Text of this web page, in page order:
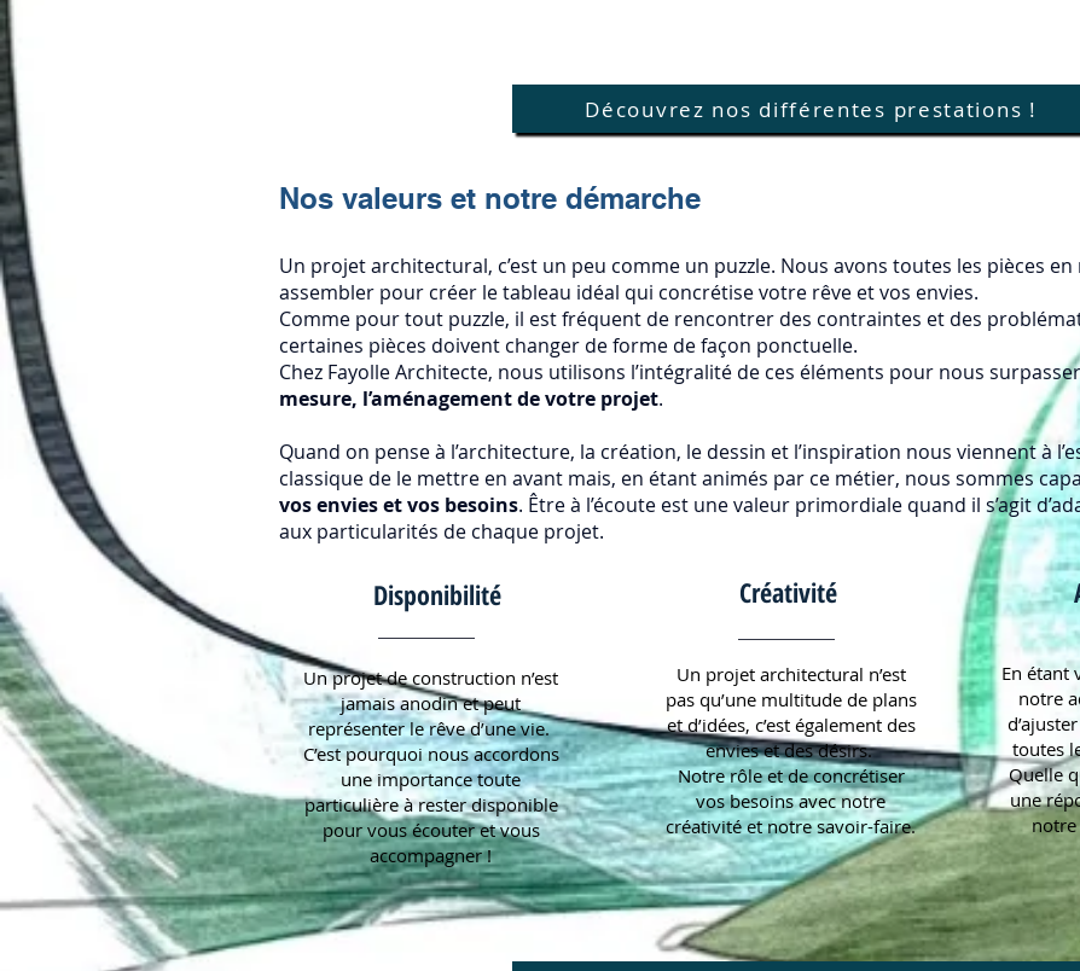
Découvrez nos différentes prestations !
Nos valeurs et notre démarche
Un projet architectural, c’est un peu comme un puzzle. Nous avons toutes les pièces en
assembler pour créer le tableau idéal qui concrétise votre rêve et vos envies.
Comme pour tout puzzle, il est fréquent de rencontrer des contraintes et des
certaines pièces doivent changer de forme de façon ponctuelle.
Chez Fayolle Architecte, nous utilisons l’intégralité de ces éléments pour nous
mesure, l’aménagement de votre projet.
Quand on pense à l’architecture, la création, le dessin et l’inspiration nous viennent à
classique de le mettre en avant mais, en étant animés par ce métier, nous sommes
vos envies et vos besoins. Être à l’écoute est une valeur primordiale quand il s’agit
aux particularités de chaque projet.
Disponibilité
Un projet de construction n’est
jamais anodin et peut
représenter le rêve d’une vie.
C’est pourquoi nous accordons
une importance toute
particulière à rester disponible
pour vous écouter et vous
accompagner !
Créativité
Un projet architectural n’est
pas qu’une multitude de plans
et d’idées, c’est également des
envies et des désirs.
Notre rôle et de concrétiser
vos besoins avec notre
créativité et notre savoir-faire.
En étant
notre
toutes
Quelle
une
notre